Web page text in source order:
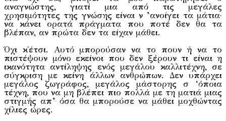
αναγνώστης, γιατί μια από τις μεγάλες
χρησιμότητες της γνώσης είναι ν ’ανοίγει τα μάτια·
να κάνει ορατά πράγματα που ποτέ δεν θα τα
βλέπαν, αν πρώτα δεν τα είχαν μάθει.
Όχι κ΄έτσι. Αυτό μπορούσαν να το πουν ή να το
πιστέψουν μόνο εκείνοι που δεν ξέρουν τι είναι η
ικανότητα αντίληψης ενός μεγάλου καλλιτέχνη, σε
σύγκριση με κείνη άλλων ανθρώπων. Δεν υπάρχει
μεγάλος ζωγράφος, μεγάλος μάστορης σ ‘όποια
τέχνη, που να μη βλέπει πιο πολλά με τη ματιά μιας
στιγμής απ’ όσα θα μπορούσε να μάθει μοχθώντας
χίλιες ώρες.